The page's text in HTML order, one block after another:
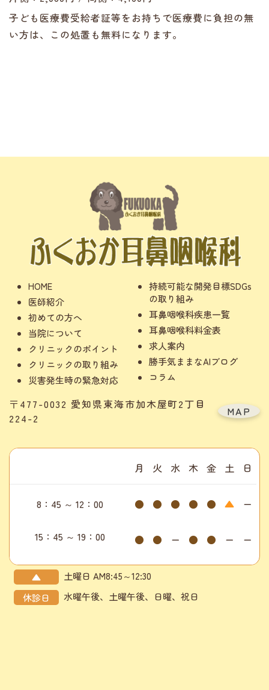
子ども医療費受給者証等をお持ちで医療費に負担の無
い方は、この処置も無料になります。
HOME
医師紹介
初めての方へ
当院について
クリニックのポイント
クリニックの取り組み
災害発生時の緊急対応
持続可能な開発目標SDGs
の取り組み
耳鼻咽喉科疾患一覧
耳鼻咽喉科料金表
求人案内
勝手気ままなAIブログ
コラム
〒477-0032 愛知県東海市加木屋町2丁目
224-2
MAP
月 火 水 木 金 土 日
8：45 ～ 12：00 ● ● ● ● ● ▲ ー
15：45 ～ 19：00 ● ● ー ● ● ー ー
▲
土曜日 AM8:45～12:30
休診日
水曜午後、土曜午後、日曜、祝日